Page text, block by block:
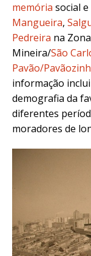
memória social e
Mangueira,
Pedreira na
Mineira/São
Pavão/
informação
demografia da
diferentes
moradores de